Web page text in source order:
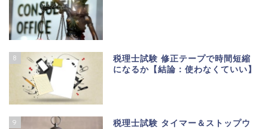
8
税理士試験 修正テープで時間短縮
になるか【結論：使わなくていい】
9
税理士試験 タイマー＆ストップウ